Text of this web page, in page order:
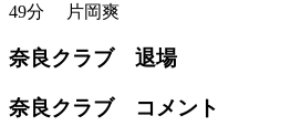
49分 片岡爽
奈良クラブ 退場
奈良クラブ コメント